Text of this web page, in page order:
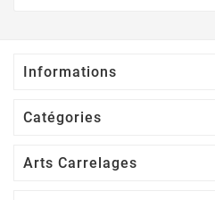
Informations
Catégories
Arts Carrelages